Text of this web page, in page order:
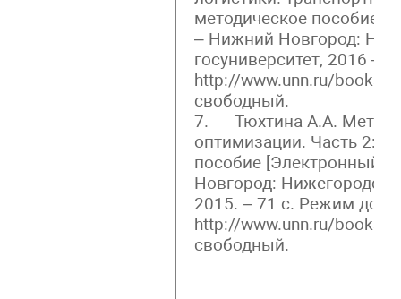
методическое пособие
– Нижний Новгород:
госуниверситет, 2016 –
http://www.unn.ru/books/
свободный.
7. Тюхтина А.А. Методы
оптимизации. Часть 2:
пособие [Электронный
Новгород:
2015. – 71 с. Режим
http://www.unn.ru/books/
свободный.